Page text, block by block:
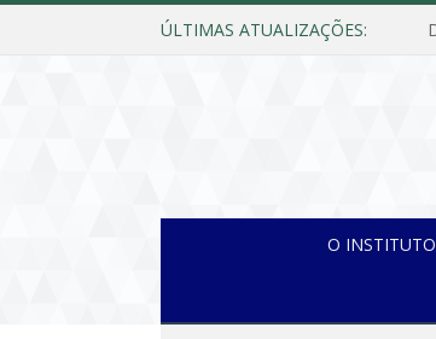
ÚLTIMAS ATUALIZAÇÕES:
O INSTITUTO